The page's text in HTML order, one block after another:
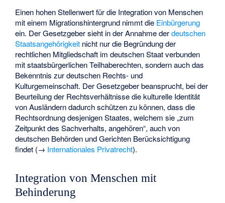
Einen hohen Stellenwert für die Integration von Menschen
mit einem Migrationshintergrund nimmt die Einbürgerung
ein. Der Gesetzgeber sieht in der Annahme derdeutschen
Staatsangehörigkeit nicht nur die Begründung der
rechtlichen Mitgliedschaft im deutschen Staat verbunden
mit staatsbürgerlichen Teilhaberechten, sondern auch das
Bekenntnis zur deutschen Rechts- und
Kulturgemeinschaft. Der Gesetzgeber beansprucht, bei der
Beurteilung der Rechtsverhältnisse die kulturelle Identität
von Ausländern dadurch schützen zu können, dass die
Rechtsordnung desjenigen Staates, welchem sie „zum
Zeitpunkt des Sachverhalts, angehören“, auch von
deutschen Behörden und Gerichten Berücksichtigung
findet (→ Internationales Privatrecht).
Integration von Menschen mit
Behinderung